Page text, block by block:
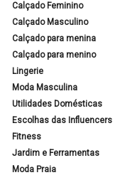
Calçado Feminino
Calçado Masculino
Calçado para menina
Calçado para menino
Lingerie
Moda Masculina
Utilidades Domésticas
Escolhas das Influencers
Fitness
Jardim e Ferramentas
Moda Praia